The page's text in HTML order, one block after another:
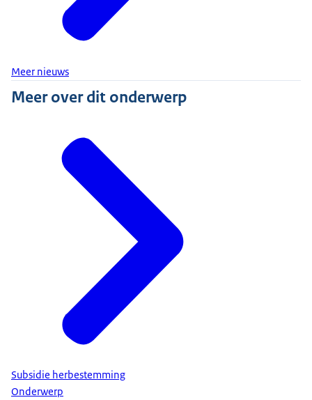
Meer nieuws
Meer over dit onderwerp
Subsidie herbestemming
Onderwerp